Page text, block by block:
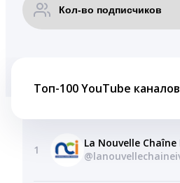
Топ-100 YouTube каналов
1